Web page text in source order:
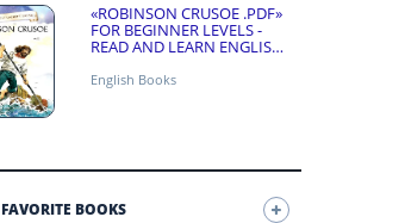
«ROBINSON CRUSOE .PDF»
FOR BEGINNER LEVELS -
READ AND LEARN ENGLISH
English Books
FAVORITE BOOKS